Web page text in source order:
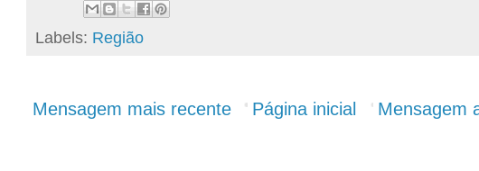
Labels: Região
Mensagem mais recente Mensagem
Página inicial